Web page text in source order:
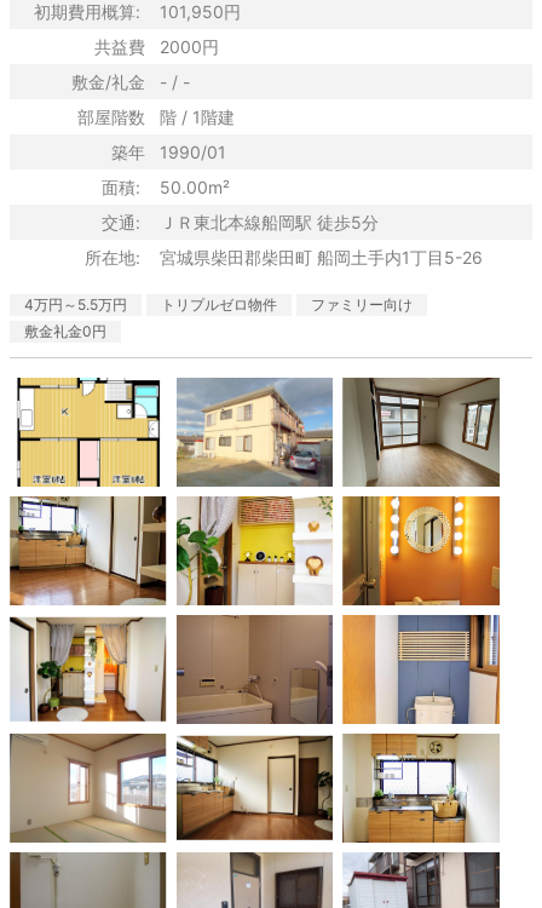
初期費用概算:
101,950円
共益費
2000円
敷金/礼金
- / -
部屋階数
階 / 1階建
築年
1990/01
面積:
50.00m²
交通:
ＪＲ東北本線船岡駅 徒歩5分
所在地:
宮城県柴田郡柴田町 船岡土手内1丁目5-26
4万円～5.5万円 トリプルゼロ物件
ファミリー向け
敷金礼金0円